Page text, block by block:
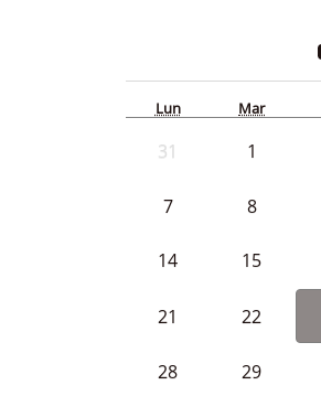
Lun Mar
31 1
7 8
14 15
21 22
28 29